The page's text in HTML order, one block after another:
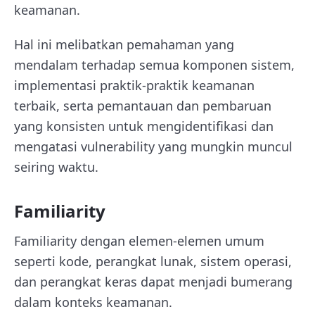
keamanan.
Hal ini melibatkan pemahaman yang
mendalam terhadap semua komponen sistem,
implementasi praktik-praktik keamanan
terbaik, serta pemantauan dan pembaruan
yang konsisten untuk mengidentifikasi dan
mengatasi vulnerability yang mungkin muncul
seiring waktu.
Familiarity
Familiarity dengan elemen-elemen umum
seperti kode, perangkat lunak, sistem operasi,
dan perangkat keras dapat menjadi bumerang
dalam konteks keamanan.